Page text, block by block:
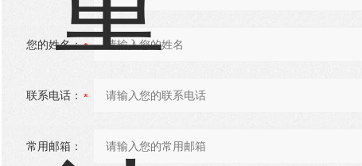
您的姓名：
联系电话：
常用邮箱：